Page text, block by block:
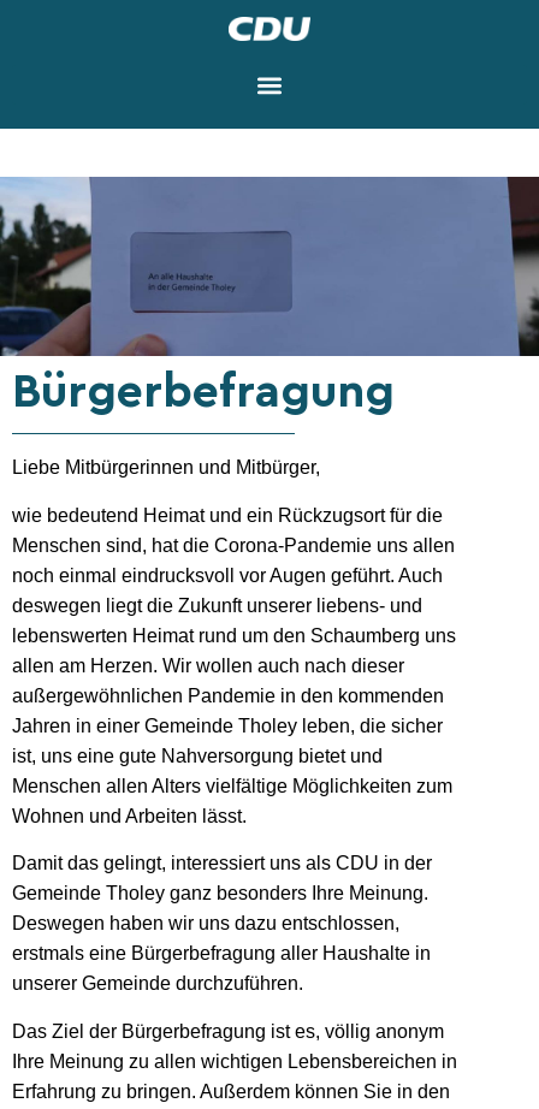
Bürgerbefragung
Liebe Mitbürgerinnen und Mitbürger,
wie bedeutend Heimat und ein Rückzugsort für die
Menschen sind, hat die Corona-Pandemie uns allen
noch einmal eindrucksvoll vor Augen geführt. Auch
deswegen liegt die Zukunft unserer liebens- und
lebenswerten Heimat rund um den Schaumberg uns
allen am Herzen. Wir wollen auch nach dieser
außergewöhnlichen Pandemie in den kommenden
Jahren in einer Gemeinde Tholey leben, die sicher
ist, uns eine gute Nahversorgung bietet und
Menschen allen Alters vielfältige Möglichkeiten zum
Wohnen und Arbeiten lässt.
Damit das gelingt, interessiert uns als CDU in der
Gemeinde Tholey ganz besonders Ihre Meinung.
Deswegen haben wir uns dazu entschlossen,
erstmals eine Bürgerbefragung aller Haushalte in
unserer Gemeinde durchzuführen.
Das Ziel der Bürgerbefragung ist es, völlig anonym
Ihre Meinung zu allen wichtigen Lebensbereichen in
Erfahrung zu bringen. Außerdem können Sie in den